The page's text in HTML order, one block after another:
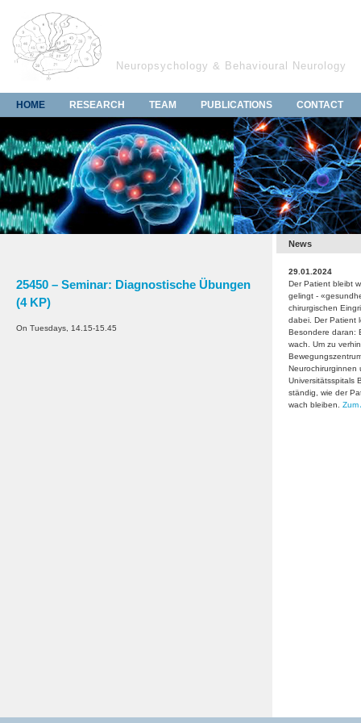
Neuropsychology & Behavioural Neurology
HOME RESEARCH TEAM PUBLICATIONS CONTACT
25450 – Seminar: Diagnostische Übungen
(4 KP)
On Tuesdays, 14.15-15.45
News
29.01.2024
Der Patient bleibt
gelingt -
chirurgischen
dabei. Der Patient
Besondere daran:
wach. Um zu
Neurochirurginnen
Universitätsspitals
ständig, wie der
wach bleiben. Zum